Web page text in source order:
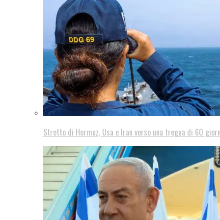
Stretto di Hormuz, Usa e Iran verso una tregua di 60